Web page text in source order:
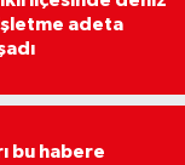
adeta
bu habere